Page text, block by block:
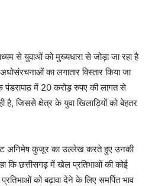
से युवाओं को मुख्यधारा से जोड़ा जा रहा है
का लगातार विस्तार किया जा
पंडरापाठ में 20 करोड़ रुपए की लागत से
है, जिससे क्षेत्र के युवा खिलाड़ियों को बेहतर
अनिमेष कुजूर का उल्लेख करते हुए उनकी
कि छत्तीसगढ़ में खेल प्रतिभाओं की कोई
को बढ़ावा देने के लिए समर्पित भाव